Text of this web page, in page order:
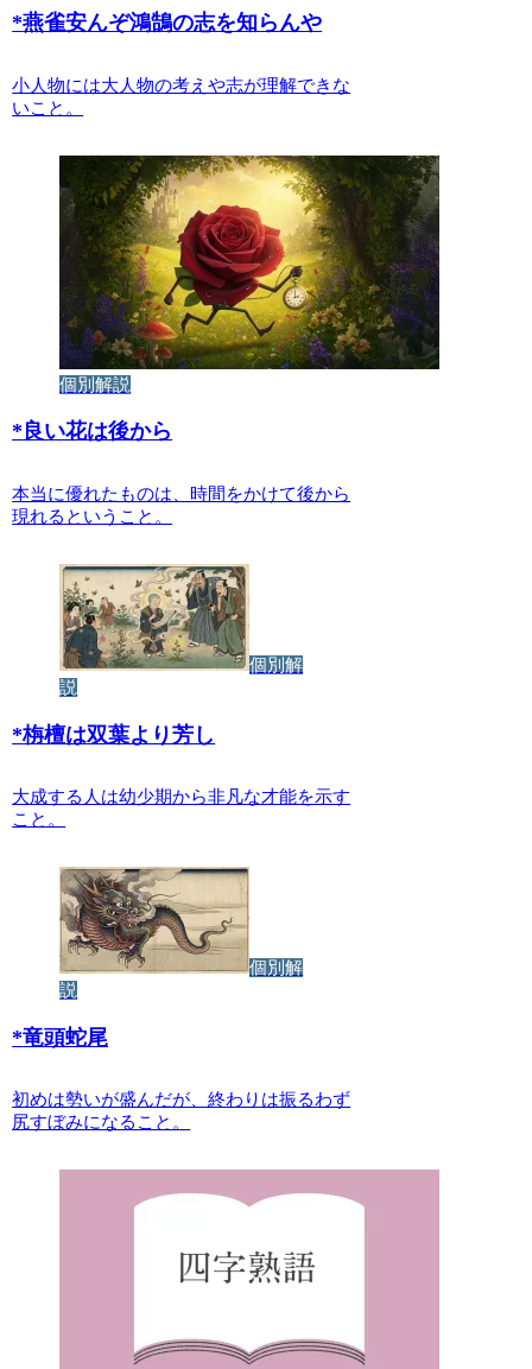
*燕雀安んぞ鴻鵠の志を知らんや
小人物には大人物の考えや志が理解できな
いこと。
個別解説
* 良い花は後から
本当に優れたものは、時間をかけて後から
現れるということ。
個別解
説
*栴檀は双葉より芳し
大成する人は幼少期から非凡な才能を示す
こと。
個別解
説
*竜頭蛇尾
初めは勢いが盛んだが、終わりは振るわず
尻すぼみになること。